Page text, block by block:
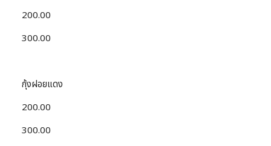
200.00
300.00
กุ้งฝอยแดง
200.00
300.00